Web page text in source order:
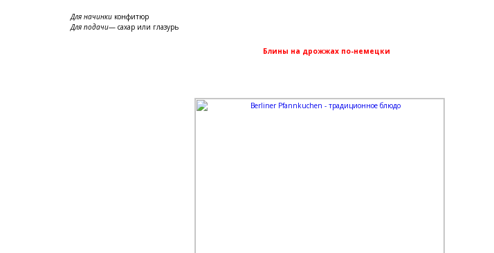
Для начинки конфитюр
Для подачи— сахар или глазурь
Блины на дрожжах по-немецки